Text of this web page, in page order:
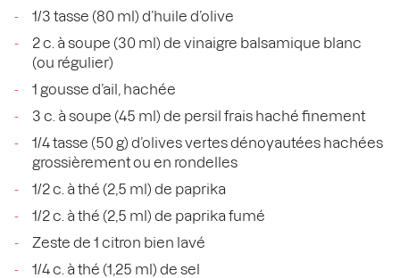
1/3 tasse (80 ml) d’huile d’olive
2 c. à soupe (30 ml) de vinaigre balsamique blanc
(ou régulier)
1 gousse d’ail, hachée
3 c. à soupe (45 ml) de persil frais haché finement
1/4 tasse (50 g) d’olives vertes dénoyautées hachées
grossièrement ou en rondelles
1/2 c. à thé (2,5 ml) de paprika
1/2 c. à thé (2,5 ml) de paprika fumé
Zeste de 1 citron bien lavé
1/4 c. à thé (1,25 ml) de sel